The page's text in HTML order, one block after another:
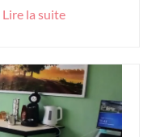
Lire la suite